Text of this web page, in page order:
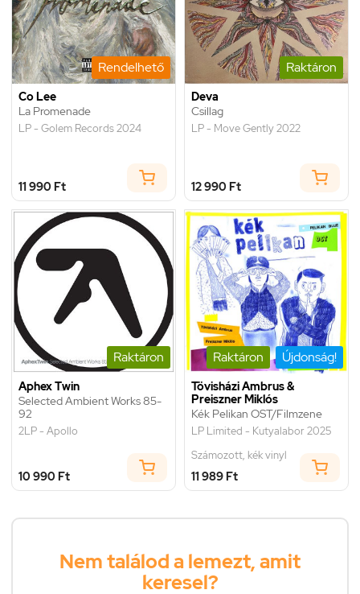
Rendelhető
Co Lee
La Promenade
LP - Golem Records 2024
11 990 Ft
Raktáron
Deva
Csillag
LP - Move Gently 2022
12 990 Ft
Raktáron
Aphex Twin
Selected Ambient Works 85-
92
2LP - Apollo
10 990 Ft
Raktáron Újdonság!
Tövisházi Ambrus &
Preiszner Miklós
Kék Pelikan OST/Filmzene
LP Limited - Kutyalabor 2025
Számozott, kék vinyl
11 989 Ft
Nem találod a lemezt, amit
keresel?